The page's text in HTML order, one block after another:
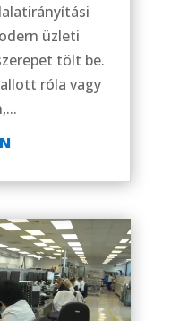
üzleti
tölt be.
róla vagy